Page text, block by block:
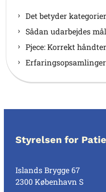
Det betyder
Sådan udarbejdes
Pjece: Korrekt
Erfaringsopsamlinger
Styrelsen for
Islands Brygge 67
2300 København S